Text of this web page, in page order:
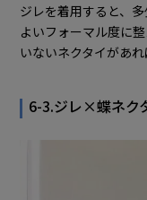
ジレを着用すると、
よいフォーマル度に
いないネクタイがあ
6-3.ジレ×蝶ネク